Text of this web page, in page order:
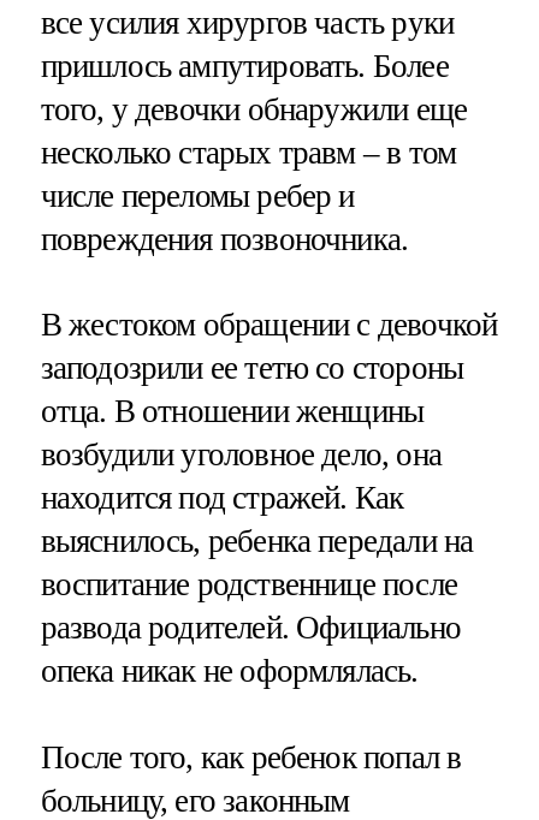
все усилия хирургов часть руки
пришлось ампутировать. Более
того, у девочки обнаружили еще
несколько старых травм – в том
числе переломы ребер и
повреждения позвоночника.
В жестоком обращении с девочкой
заподозрили ее тетю со стороны
отца. В отношении женщины
возбудили уголовное дело, она
находится под стражей. Как
выяснилось, ребенка передали на
воспитание родственнице после
развода родителей. Официально
опека никак не оформлялась.
После того, как ребенок попал в
больницу, его законным